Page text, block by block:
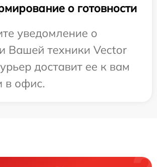
о готовности
уведомление о
Вашей техники Vector
доставит ее к вам
в офис.